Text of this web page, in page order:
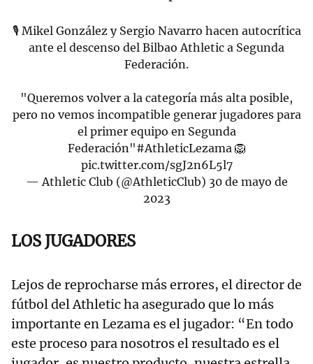
🎙️ Mikel González y Sergio Navarro hacen autocrítica
ante el descenso del Bilbao Athletic a Segunda
Federación.
"Queremos volver a la categoría más alta posible,
pero no vemos incompatible generar jugadores para
el primer equipo en Segunda
Federación"#AthleticLezama🦁
pic.twitter.com/sgJ2n6L5l7
— Athletic Club (@AthleticClub) 30 de mayo de
2023
LOS JUGADORES
Lejos de reprocharse más errores, el director de
fútbol del Athletic ha asegurado que lo más
importante en Lezama es el jugador: “En todo
este proceso para nosotros el resultado es el